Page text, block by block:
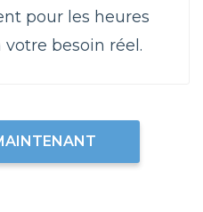
pour les heures
besoin réel.